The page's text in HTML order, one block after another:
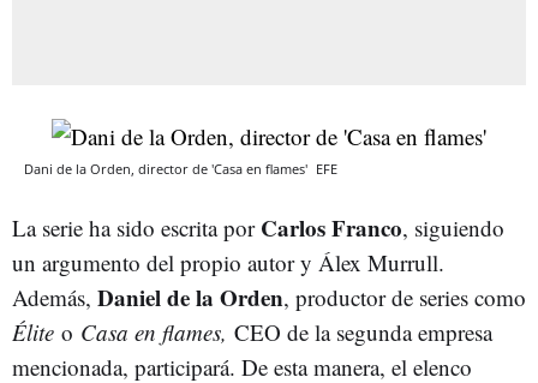
Dani de la Orden, director de 'Casa en flames' EFE
La serie ha sido escrita por Carlos Franco, siguiendo
un argumento del propio autor y Álex Murrull.
Además, Daniel de la Orden, productor de series como
Élite o Casa en flames, CEO de la segunda empresa
mencionada, participará. De esta manera, el elenco